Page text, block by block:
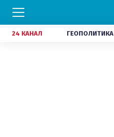
24 КАНАЛ ГЕОПОЛИТИКА